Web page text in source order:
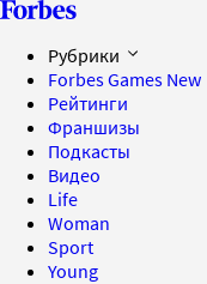
Рубрики
Forbes Games New
Рейтинги
Франшизы
Подкасты
Видео
Life
Woman
Sport
Young